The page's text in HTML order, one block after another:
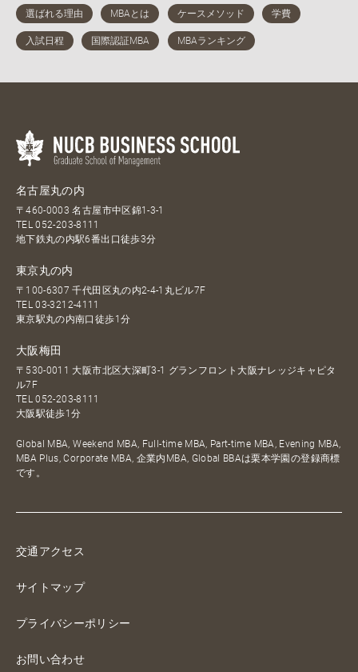
名古屋丸の内
〒460-0003 名古屋市中区錦1-3-1
TEL052-203-8111
地下鉄丸の内駅6番出口徒歩3分
東京丸の内
〒100-6307 千代田区丸の内2-4-1丸ビル7F
TEL03-3212-4111
東京駅丸の内南口徒歩1分
大阪梅田
〒530-0011 大阪市北区大深町3-1 グランフロント大阪ナレッジキャピタ
ル7F
TEL052-203-8111
大阪駅徒歩1分
Global MBA, Weekend MBA, Full-time MBA, Part-time MBA, Evening MBA,
MBA Plus, Corporate MBA, 企業内MBA, Global BBAは栗本学園の登録商標
です。
交通アクセス
サイトマップ
プライバシーポリシー
お問い合わせ